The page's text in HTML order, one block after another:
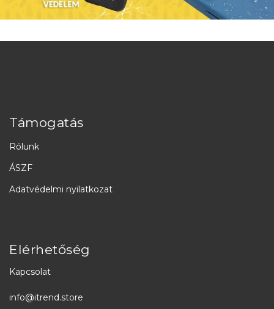
Támogatás
Rólunk
ÁSZF
Adatvédelmi nyilatkozat
Elérhetőség
Kapcsolat
info@itrend.store